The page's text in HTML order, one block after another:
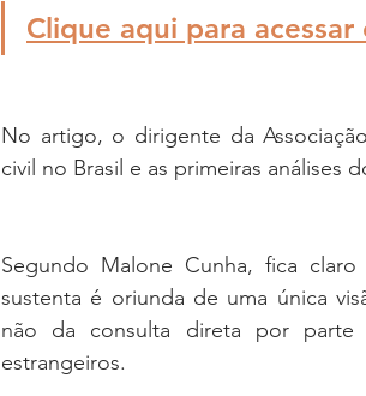
Clique aqui para
No artigo, o dirigente da
civil no Brasil e as primeiras análises
Segundo Malone Cunha, fica
sustenta é oriunda de uma única
não da consulta direta por parte
estrangeiros.